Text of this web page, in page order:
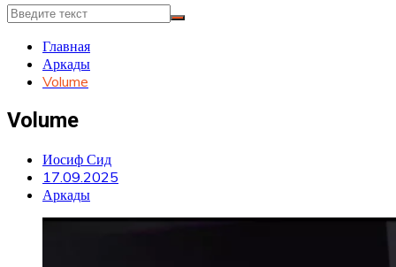
Главная
Аркады
Volume
Volume
Иосиф Сид
17.09.2025
Аркады